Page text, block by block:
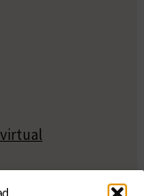
virtual